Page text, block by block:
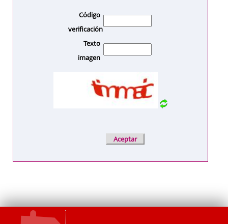
Código
verificación
Texto
imagen